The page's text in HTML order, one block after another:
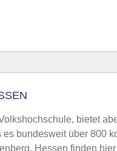
finden
bietet
bundesweit über 800
Hessen finden